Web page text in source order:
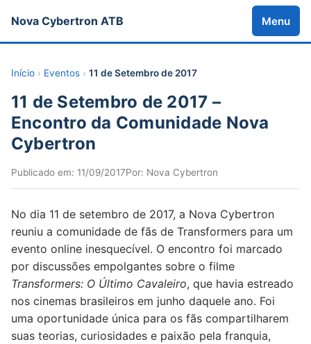
Nova Cybertron ATB Menu
Início › Eventos › 11 de Setembro de 2017
11 de Setembro de 2017 –
Encontro da Comunidade Nova
Cybertron
Publicado em: 11/09/2017Por: Nova Cybertron
No dia 11 de setembro de 2017, a Nova Cybertron
reuniu a comunidade de fãs de Transformers para um
evento online inesquecível. O encontro foi marcado
por discussões empolgantes sobre o filme
Transformers: O Último Cavaleiro, que havia estreado
nos cinemas brasileiros em junho daquele ano. Foi
uma oportunidade única para os fãs compartilharem
suas teorias, curiosidades e paixão pela franquia,